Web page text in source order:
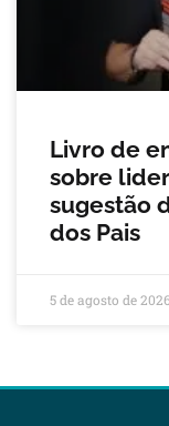
Livro de
sobre
sugestão
dos Pais
5 de agosto de 2026